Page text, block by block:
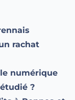
rachat
numérique
?